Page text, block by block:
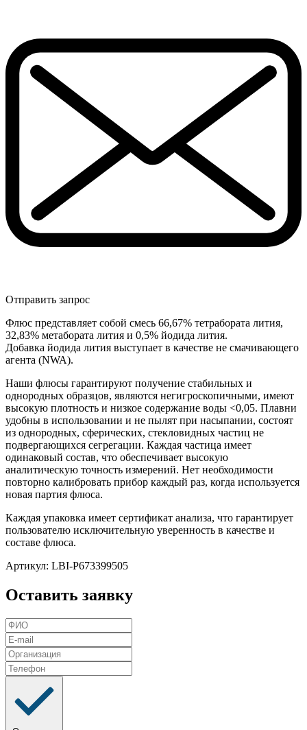
Отправить запрос
Флюс представляет собой смесь 66,67% тетрабората лития,
32,83% метабората лития и 0,5% йодида лития.
Добавка йодида лития выступает в качестве не смачивающего
агента (NWA).
Наши флюсы гарантируют получение стабильных и
однородных образцов, являются негигроскопичными, имеют
высокую плотность и низкое содержание воды <0,05. Плавни
удобны в использовании и не пылят при насыпании, состоят
из однородных, сферических, стекловидных частиц не
подвергающихся сегрегации. Каждая частица имеет
одинаковый состав, что обеспечивает высокую
аналитическую точность измерений. Нет необходимости
повторно калибровать прибор каждый раз, когда используется
новая партия флюса.
Каждая упаковка имеет сертификат анализа, что гарантирует
пользователю исключительную уверенность в качестве и
составе флюса.
Артикул: LBI-P673399505
Оставить заявку